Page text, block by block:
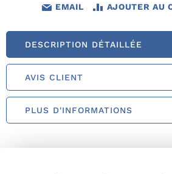
EMAIL AJOUTER AU
DESCRIPTION DÉTAILLÉE
AVIS CLIENT
PLUS D'INFORMATIONS